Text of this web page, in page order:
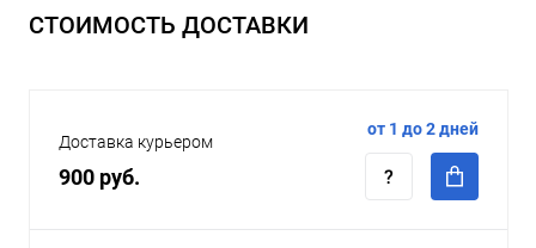
СТОИМОСТЬ ДОСТАВКИ
Доставка курьером
900 руб.
от 1 до 2 дней